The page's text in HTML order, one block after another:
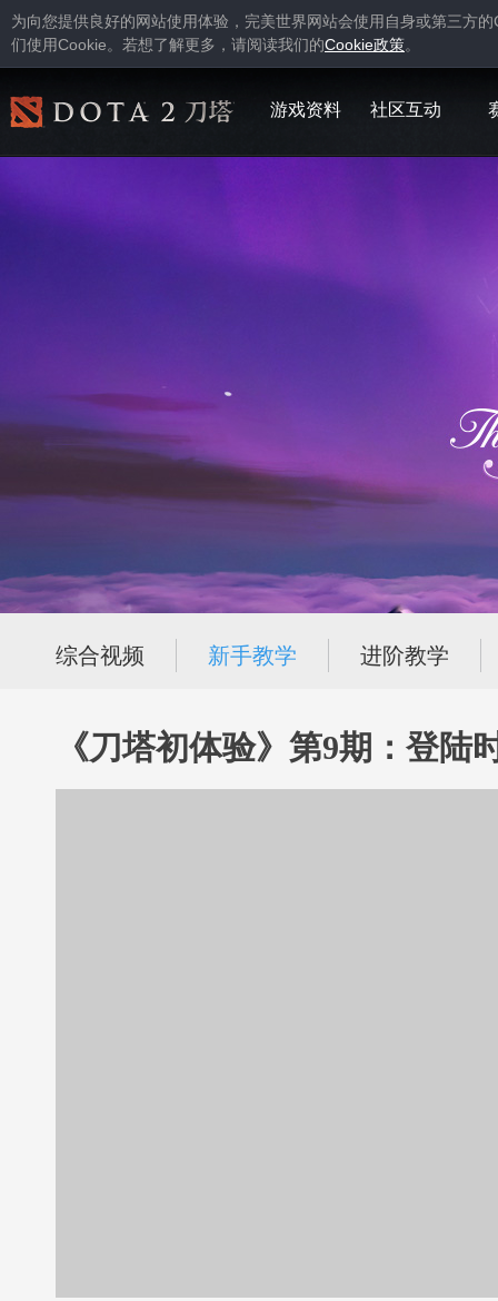
为向您提供良好的网站使用体验，完美世界网站会使用自身或第三方的
们使用Cookie。若想了解更多，请阅读我们的Cookie政策。
游戏资料 社区互动
综合视频 新手教学 进阶教学
《刀塔初体验》第9期：登陆